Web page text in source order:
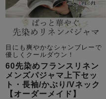
目にも爽やかなシャンブレーで
優しくクールダウン！
60先染めフランスリネン
メンズパジャマ上下セッ
ト・長袖/かぶり/Vネック
【オーダーメイド】